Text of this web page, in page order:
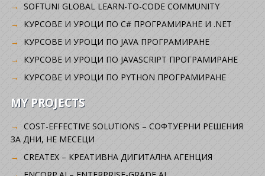
SOFTUNI GLOBAL LEARN-TO-CODE COMMUNITY
КУРСОВЕ И УРОЦИ ПО C# ПРОГРАМИРАНЕ И .NET
КУРСОВЕ И УРОЦИ ПО JAVA ПРОГРАМИРАНЕ
КУРСОВЕ И УРОЦИ ПО JAVASCRIPT ПРОГРАМИРАНЕ
КУРСОВЕ И УРОЦИ ПО PYTHON ПРОГРАМИРАНЕ
MY PROJECTS
COST-EFFECTIVE SOLUTIONS – СОФТУЕРНИ РЕШЕНИЯ
ЗА ДНИ, НЕ МЕСЕЦИ
CREATEX – КРЕАТИВНА ДИГИТАЛНА АГЕНЦИЯ